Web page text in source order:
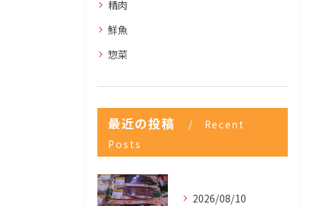
精肉
鮮魚
惣菜
最近の投稿
Recent
Posts
2026/08/10